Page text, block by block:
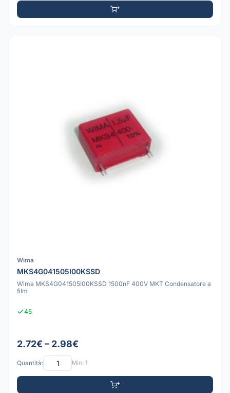
Wima
MKS4G041505I00KSSD
Wima MKS4G041505I00KSSD 1500nF 400V MKT Condensatore a
film
45
2.72€ – 2.98€
Quantità: Min: 1